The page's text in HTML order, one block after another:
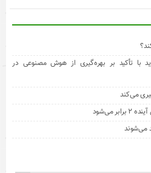
با تأکید بر بهره‌گیری از هوش مصنوعی در
می‌کند
می‌شوند